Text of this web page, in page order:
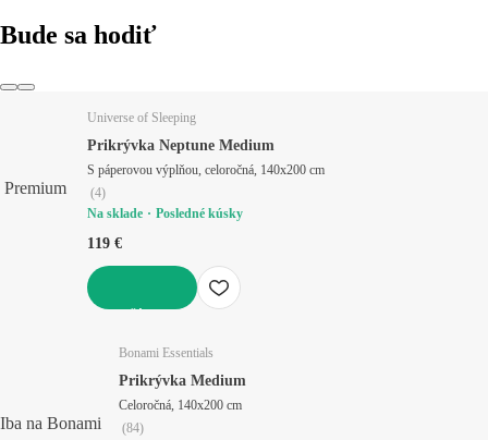
Bude sa hodiť
Premium
Universe of Sleeping
Prikrývka Neptune Medium
S páperovou výplňou, celoročná, 140x200 cm
(4)
Na sklade
Posledné kúsky
119 €
Iba na Bonami
Bonami Essentials
Prikrývka Medium
Celoročná, 140x200 cm
(84)